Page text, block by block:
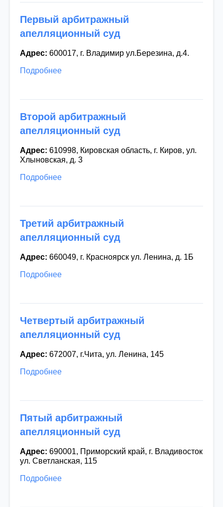
Семнадцатый
арбитражный
Восемнадцатый
арбитражный
Девятнадцатый
арбитражный
апелляционный суд
Двадцатый
арбитражный
Первый арбитражный
апелляционный суд
Адрес: 600017, г. Владимир ул.Березина, д.4.
Подробнее
Второй арбитражный
апелляционный суд
Адрес: 610998, Кировская область, г. Киров, ул.
Хлыновская, д. 3
Подробнее
Третий арбитражный
апелляционный суд
Адрес: 660049, г. Красноярск ул. Ленина, д. 1Б
Подробнее
Четвертый арбитражный
апелляционный суд
Адрес: 672007, г.Чита, ул. Ленина, 145
Подробнее
Пятый арбитражный
апелляционный суд
Адрес: 690001, Приморский край, г. Владивосток
ул. Светланская, 115
Подробнее